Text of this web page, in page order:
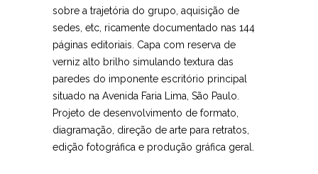
sobre a trajetória do grupo, aquisição de
sedes, etc, ricamente documentado nas 144
páginas editoriais. Capa com reserva de
verniz alto brilho simulando textura das
paredes do imponente escritório principal
situado na Avenida Faria Lima, São Paulo.
Projeto de desenvolvimento de formato,
diagramação, direção de arte para retratos,
edição fotográfica e produção gráfica geral.